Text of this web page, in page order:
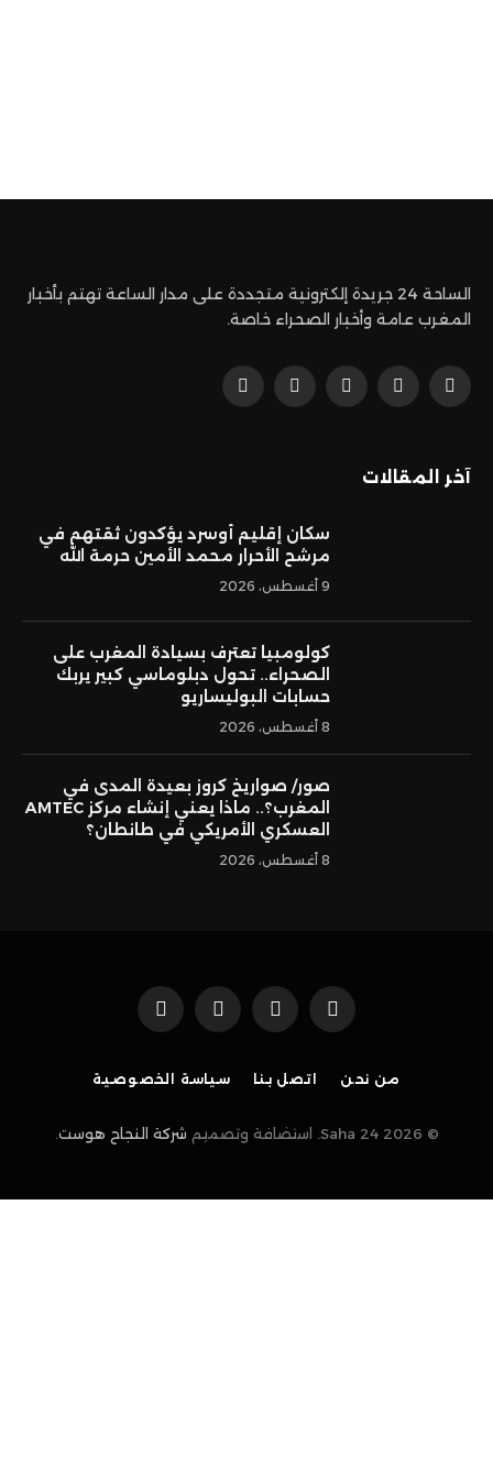
الساحة 24 جريدة إلكترونية متجددة على مدار الساعة تهتم بأخبار
المغرب عامة وأخبار الصحراء خاصة.
فيسبوك
X
الانستغرامبينتيريستيوتيوب
آخر المقالات
سكان إقليم أوسرد يؤكدون ثقتهم في
مرشح الأحرار محمد الأمين حرمة الله
9 أغسطس، 2026
كولومبيا تعترف بسيادة المغرب على
الصحراء.. تحول دبلوماسي كبير يربك
حسابات البوليساريو
8 أغسطس، 2026
صور/ صواريخ كروز بعيدة المدى في
المغرب؟.. ماذا يعني إنشاء مركز AMTEC
العسكري الأمريكي في طانطان؟
8 أغسطس، 2026
فيسبوكX
(Twitter)
الانستغرامبينتيريست
من نحن اتصل بنا سياسة الخصوصية
© 2026 Saha 24. استضافة وتصميم شركة النجاح هوست